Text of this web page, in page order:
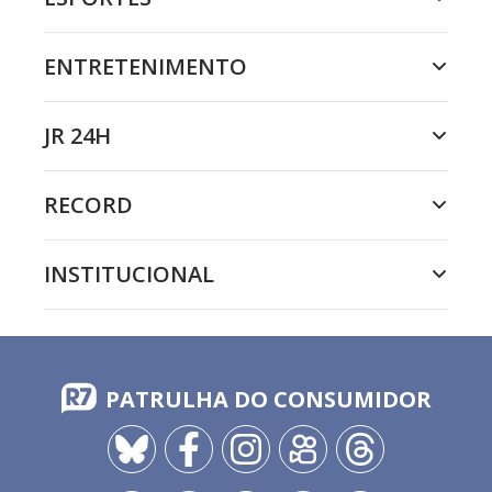
ENTRETENIMENTO
JR 24H
RECORD
INSTITUCIONAL
PATRULHA DO CONSUMIDOR